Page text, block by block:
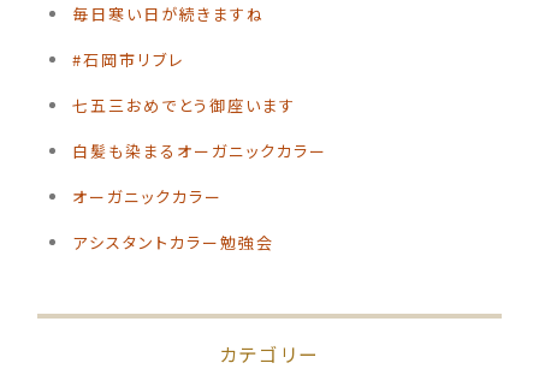
毎日寒い日が続きますね
#石岡市リブレ
️七五三おめでとう御座います
白髪も染まるオーガニックカラー
オーガニックカラー
アシスタントカラー勉強会
カテゴリー